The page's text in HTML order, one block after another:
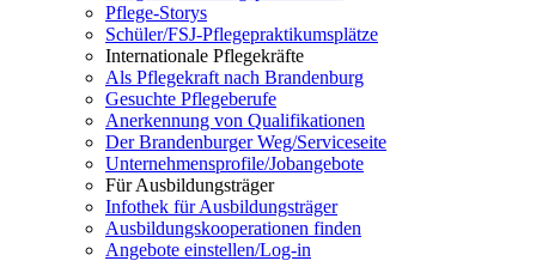
Pflege-Storys
Schüler/FSJ-Pflegepraktikumsplätze
Internationale Pflegekräfte
Als Pflegekraft nach Brandenburg
Gesuchte Pflegeberufe
Anerkennung von Qualifikationen
Der Brandenburger Weg/Serviceseite
Unternehmensprofile/Jobangebote
Für Ausbildungsträger
Infothek für Ausbildungsträger
Ausbildungskooperationen finden
Angebote einstellen/Log-in